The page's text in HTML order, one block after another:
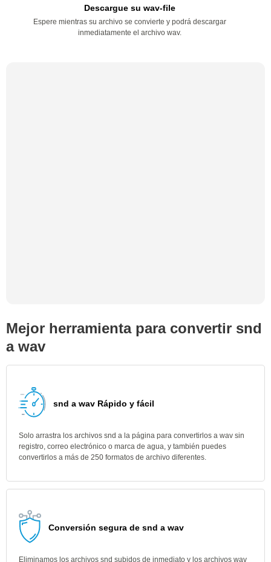
Descargue su wav-file
Espere mientras su archivo se convierte y podrá descargar
inmediatamente el archivo wav.
Mejor herramienta para convertir snd
a wav
snd a wav Rápido y fácil
Solo arrastra los archivos snd a la página para convertirlos a wav sin
registro, correo electrónico o marca de agua, y también puedes
convertirlos a más de 250 formatos de archivo diferentes.
Conversión segura de snd a wav
Eliminamos los archivos snd subidos de inmediato y los archivos wav